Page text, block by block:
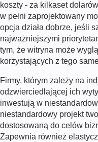
koszty - za kilkaset
w pełni zaprojektowany
opcja działa dobrze, jeśli
najważniejszymi
tym, że witryna może
korzystających z tego
Firmy, którym zależy na
odzwierciedlającej ich
inwestują w
niestandardowy projekt
dostosowaną do celów
Zapewnia również